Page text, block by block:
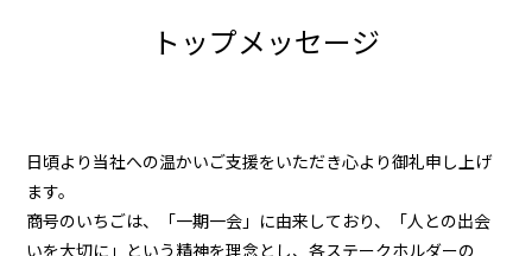
トップメッセージ
⽇頃より当社への温かいご⽀援をいただき⼼より御礼申し上げ
ます。
商号のいちごは、「⼀期⼀会」に由来しており、「⼈との出会
いを⼤切に」という精神を理念とし、各ステークホルダーの